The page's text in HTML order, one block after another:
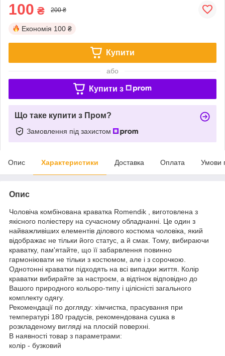
100 ₴ 200 ₴
Економія 100 ₴
Купити
або
Купити з
Що таке купити з Пром?
Замовлення під захистом
Опис Характеристики Доставка Оплата Умови
Опис
Чоловіча комбінована краватка Romendik , виготовлена з
якісного поліестеру на сучасному обладнанні. Це один з
найважливіших елементів ділового костюма чоловіка, який
відображає не тільки його статус, а й смак. Тому, вибираючи
краватку, пам'ятайте, що її забарвлення повинно
гармоніювати не тільки з костюмом, але і з сорочкою.
Однотонні краватки підходять на всі випадки життя. Колір
краватки вибирайте за настроєм, а відтінок відповідно до
Вашого природного кольоро-типу і цілісністі загального
комплекту одягу.
Рекомендації по догляду: хімчистка, прасування при
температурі 180 градусів, рекомендована сушка в
розкладеному вигляді на плоскій поверхні.
В наявності товар з параметрами:
колір - бузковий